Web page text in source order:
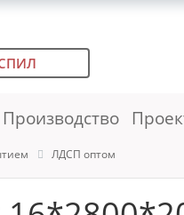
Производство
ЛДСП оптом